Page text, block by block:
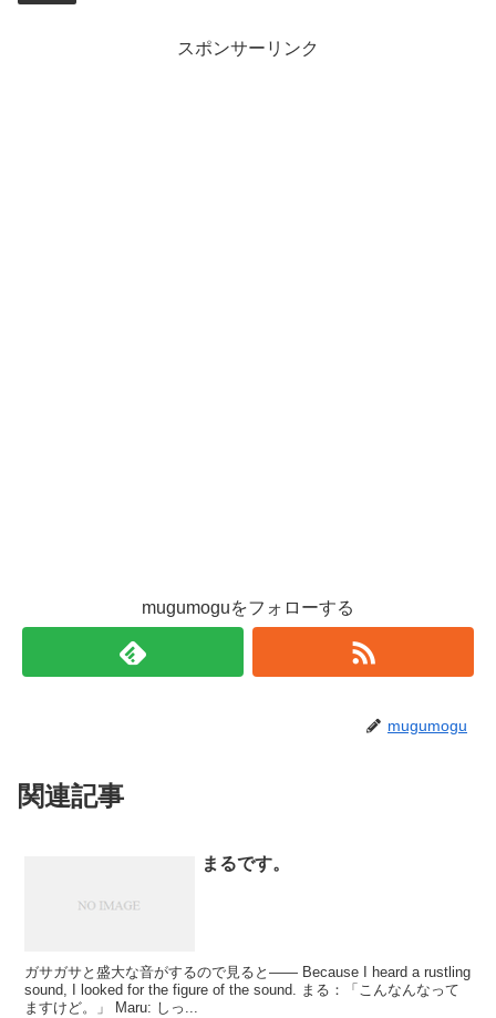
スポンサーリンク
mugumoguをフォローする
mugumogu
関連記事
まるです。
ガサガサと盛大な音がするので見ると―― Because I heard a rustling
sound, I looked for the figure of the sound. まる：「こんなんなって
ますけど。」 Maru: しっ...